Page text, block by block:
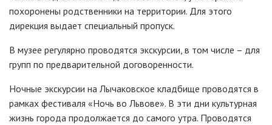
похоронены родственники на территории. Для этого
дирекция выдает специальный пропуск.
В музее регулярно проводятся экскурсии, в том числе – для
групп по предварительной договоренности.
Ночные экскурсии на Лычаковское кладбище проводятся в
рамках фестиваля «Ночь во Львове». В эти дни культурная
жизнь города продолжается до самого утра. Проводятся